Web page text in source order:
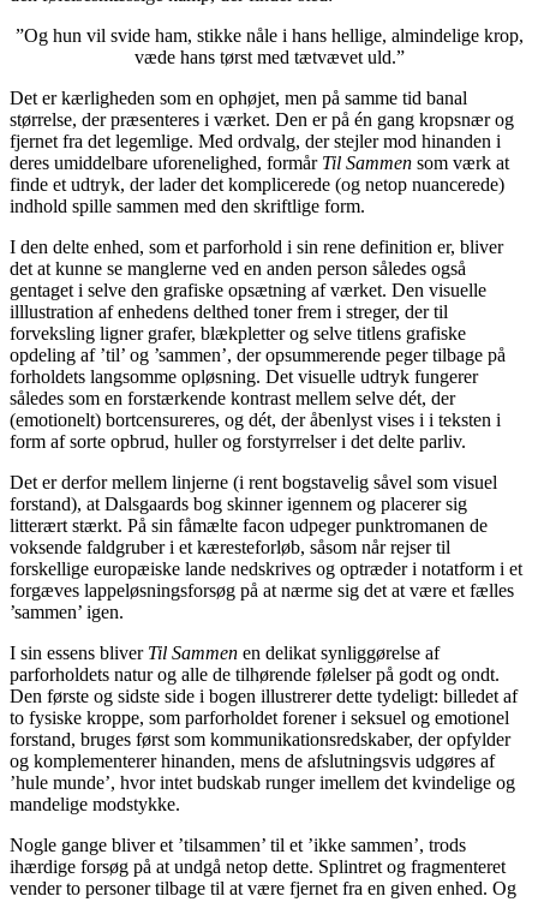
”Og hun vil svide ham, stikke nåle i hans hellige, almindelige krop,
væde hans tørst med tætvævet uld.”
Det er kærligheden som en ophøjet, men på samme tid banal
størrelse, der præsenteres i værket. Den er på én gang kropsnær og
fjernet fra det legemlige. Med ordvalg, der stejler mod hinanden i
deres umiddelbare uforenelighed, formår Til Sammen som værk at
finde et udtryk, der lader det komplicerede (og netop nuancerede)
indhold spille sammen med den skriftlige form.
I den delte enhed, som et parforhold i sin rene definition er, bliver
det at kunne se manglerne ved en anden person således også
gentaget i selve den grafiske opsætning af værket. Den visuelle
illlustration af enhedens delthed toner frem i streger, der til
forveksling ligner grafer, blækpletter og selve titlens grafiske
opdeling af ’til’ og ’sammen’, der opsummerende peger tilbage på
forholdets langsomme opløsning. Det visuelle udtryk fungerer
således som en forstærkende kontrast mellem selve dét, der
(emotionelt) bortcensureres, og dét, der åbenlyst vises i i teksten i
form af sorte opbrud, huller og forstyrrelser i det delte parliv.
Det er derfor mellem linjerne (i rent bogstavelig såvel som visuel
forstand), at Dalsgaards bog skinner igennem og placerer sig
litterært stærkt. På sin fåmælte facon udpeger punktromanen de
voksende faldgruber i et kæresteforløb, såsom når rejser til
forskellige europæiske lande nedskrives og optræder i notatform i et
forgæves lappeløsningsforsøg på at nærme sig det at være et fælles
’sammen’ igen.
I sin essens bliver Til Sammen en delikat synliggørelse af
parforholdets natur og alle de tilhørende følelser på godt og ondt.
Den første og sidste side i bogen illustrerer dette tydeligt: billedet af
to fysiske kroppe, som parforholdet forener i seksuel og emotionel
forstand, bruges først som kommunikationsredskaber, der opfylder
og komplementerer hinanden, mens de afslutningsvis udgøres af
’hule munde’, hvor intet budskab runger imellem det kvindelige og
mandelige modstykke.
Nogle gange bliver et ’tilsammen’ til et ’ikke sammen’, trods
ihærdige forsøg på at undgå netop dette. Splintret og fragmenteret
vender to personer tilbage til at være fjernet fra en given enhed. Og